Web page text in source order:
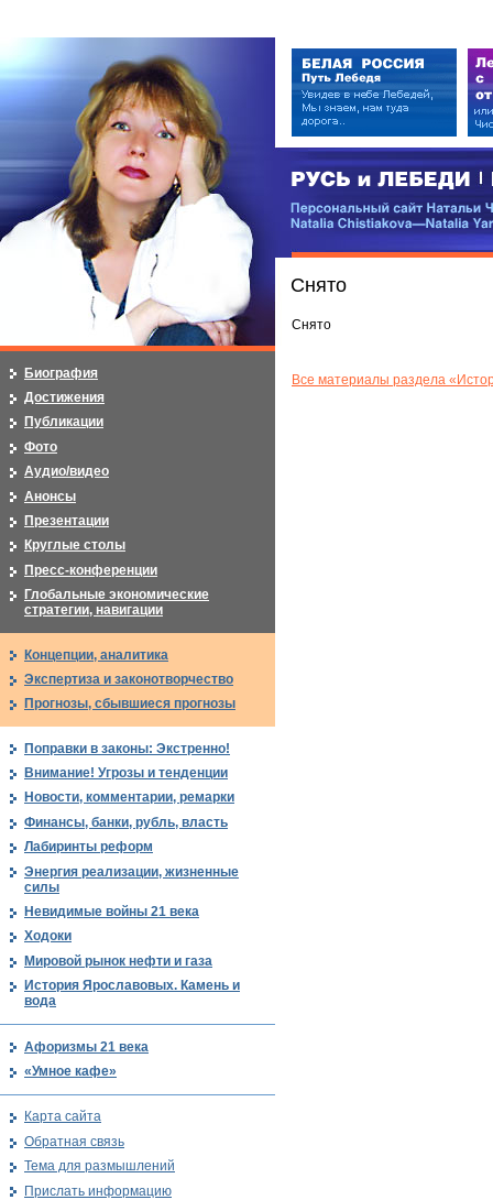
РУСЬ и ЛЕБЕДИ | RUSI —
Персональный сайт Натальи
Снято
Снято
Все материалы раздела
Биография
Достижения
Публикации
Фото
Аудио/видео
Анонсы
Презентации
Круглые столы
Пресс-конференции
Глобальные экономические
стратегии, навигации
Концепции, аналитика
Экспертиза и законотворчество
Прогнозы, сбывшиеся прогнозы
Поправки в законы: Экстренно!
Внимание! Угрозы и тенденции
Новости, комментарии, ремарки
Финансы, банки, рубль, власть
Лабиринты реформ
Энергия реализации, жизненные
силы
Невидимые войны 21 века
Ходоки
Мировой рынок нефти и газа
История Ярославовых. Камень и
вода
Афоризмы 21 века
«Умное кафе»
Карта сайта
Обратная связь
Тема для размышлений
Прислать информацию